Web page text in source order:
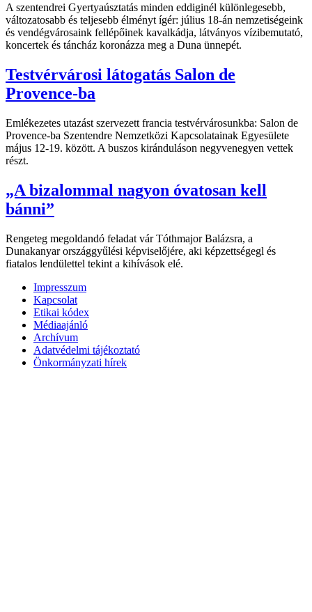
A szentendrei Gyertyaúsztatás minden eddiginél különlegesebb,
változatosabb és teljesebb élményt ígér: július 18-án nemzetiségeink
és vendégvárosaink fellépőinek kavalkádja, látványos vízibemutató,
koncertek és táncház koronázza meg a Duna ünnepét.
Testvérvárosi látogatás Salon de
Provence-ba
Emlékezetes utazást szervezett francia testvérvárosunkba: Salon de
Provence-ba Szentendre Nemzetközi Kapcsolatainak Egyesülete
május 12-19. között. A buszos kiránduláson negyvenegyen vettek
részt.
„A bizalommal nagyon óvatosan kell
bánni”
Rengeteg megoldandó feladat vár Tóthmajor Balázsra, a
Dunakanyar országgyűlési képviselőjére, aki képzettségegl és
fiatalos lendülettel tekint a kihívások elé.
Impresszum
Kapcsolat
Etikai kódex
Médiaajánló
Archívum
Adatvédelmi tájékoztató
Önkormányzati hírek